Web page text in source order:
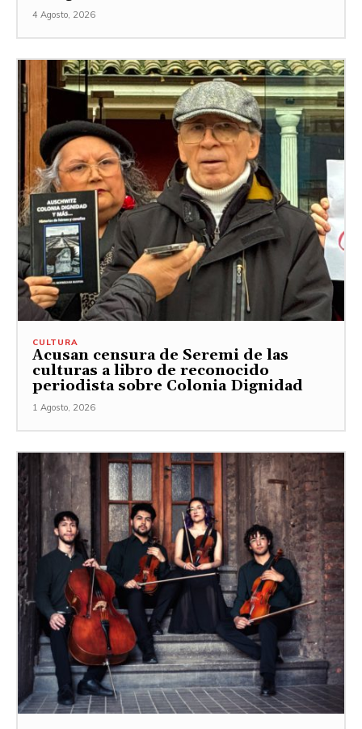
4 Agosto, 2026
CULTURA
Acusan censura de Seremi de las
culturas a libro de reconocido
periodista sobre Colonia Dignidad
1 Agosto, 2026